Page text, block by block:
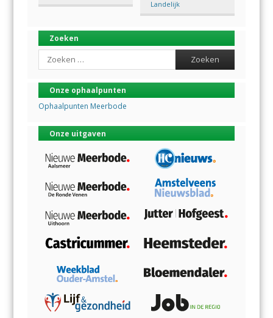
Landelijk
Zoeken
Search
Onze ophaalpunten
Ophaalpunten Meerbode
Onze uitgaven